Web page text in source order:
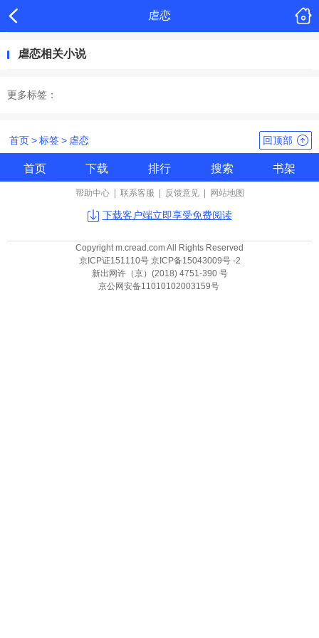
虐恋
虐恋相关小说
更多标签：
首页>标签> 虐恋 回顶部
首页 下载 排行 搜索 书架
帮助中心 联系客服 反馈意见 网站地图
下载客户端立即享受免费阅读
Copyright m.cread.com All Rights Reserved
京ICP证151110号 京ICP备15043009号 -2
新出网许（京）(2018) 4751-390 号
京公网安备11010102003159号